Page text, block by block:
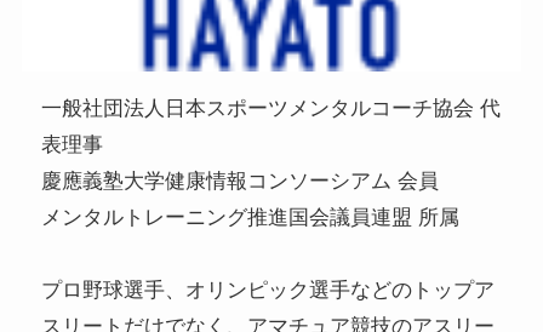
一般社団法人日本スポーツメンタルコーチ協会 代
表理事
慶應義塾大学健康情報コンソーシアム 会員
メンタルトレーニング推進国会議員連盟 所属
プロ野球選手、オリンピック選手などのトップア
スリートだけでなく、アマチュア競技のアスリー